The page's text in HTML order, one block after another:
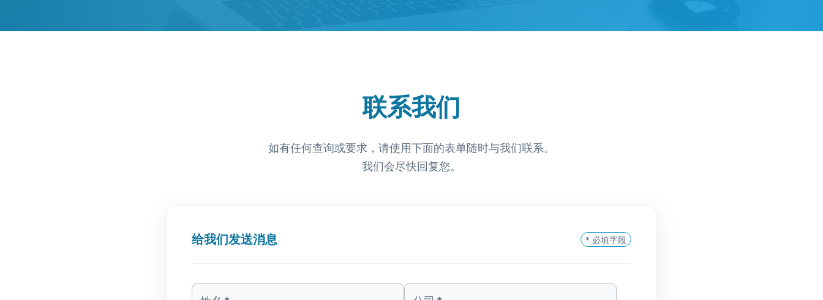
联系我们
如有任何查询或要求，请使用下面的表单随时与我们联系。
我们会尽快回复您。
给我们发送消息 * 必填字段